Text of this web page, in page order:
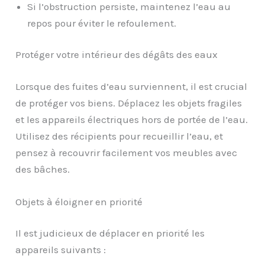
Si l’obstruction persiste, maintenez l’eau au
repos pour éviter le refoulement.
Protéger votre intérieur des dégâts des eaux
Lorsque des fuites d’eau surviennent, il est crucial
de protéger vos biens. Déplacez les objets fragiles
et les appareils électriques hors de portée de l’eau.
Utilisez des récipients pour recueillir l’eau, et
pensez à recouvrir facilement vos meubles avec
des bâches.
Objets à éloigner en priorité
Il est judicieux de déplacer en priorité les
appareils suivants :